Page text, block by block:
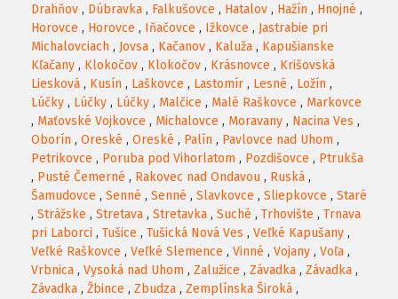
Drahňov , Dúbravka , Falkušovce , Hatalov , Hažín , Hnojné ,
Horovce , Horovce , Iňačovce , Ižkovce , Jastrabie pri
Michalovciach , Jovsa , Kačanov , Kaluža , Kapušianske
Kľačany , Klokočov , Klokočov , Krásnovce , Krišovská
Liesková , Kusín , Laškovce , Lastomír , Lesné , Ložín ,
Lúčky , Lúčky , Lúčky , Malčice , Malé Raškovce , Markovce
, Maťovské Vojkovce , Michalovce , Moravany , Nacina Ves ,
Oborín , Oreské , Oreské , Palín , Pavlovce nad Uhom ,
Petrikovce , Poruba pod Vihorlatom , Pozdišovce , Ptrukša
, Pusté Čemerné , Rakovec nad Ondavou , Ruská ,
Šamudovce , Senné , Senné , Slavkovce , Sliepkovce , Staré
, Strážske , Stretava , Stretavka , Suché , Trhovište , Trnava
pri Laborci , Tušice , Tušická Nová Ves , Veľké Kapušany ,
Veľké Raškovce , Veľké Slemence , Vinné , Vojany , Voľa ,
Vrbnica , Vysoká nad Uhom , Zalužice , Závadka , Závadka ,
Závadka , Žbince , Zbudza , Zemplínska Široká ,